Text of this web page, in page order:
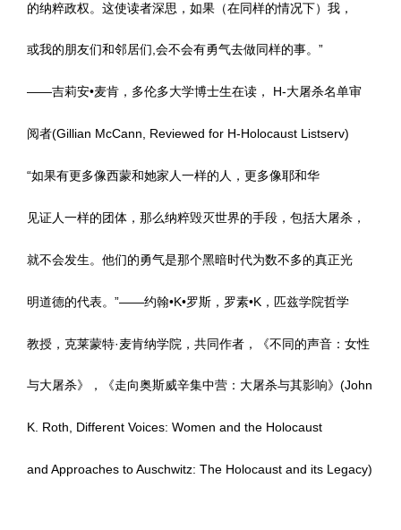
的纳粹政权。这使读者深思，如果（在同样的情况下）我，
或我的朋友们和邻居们,会不会有勇气去做同样的事。”
——吉莉安•麦肯，多伦多大学博士生在读， H-大屠杀名单审
阅者(Gillian McCann, Reviewed for H-Holocaust Listserv)
“如果有更多像西蒙和她家人一样的人，更多像耶和华
见证人一样的团体，那么纳粹毁灭世界的手段，包括大屠杀，
就不会发生。他们的勇气是那个黑暗时代为数不多的真正光
明道德的代表。”——约翰•K•罗斯，罗素•K，匹兹学院哲学
教授，克莱蒙特·麦肯纳学院，共同作者，《不同的声音：女性
与大屠杀》，《走向奥斯威辛集中营：大屠杀与其影响》(John
K. Roth, Different Voices: Women and the Holocaust
and Approaches to Auschwitz: The Holocaust and its Legacy)